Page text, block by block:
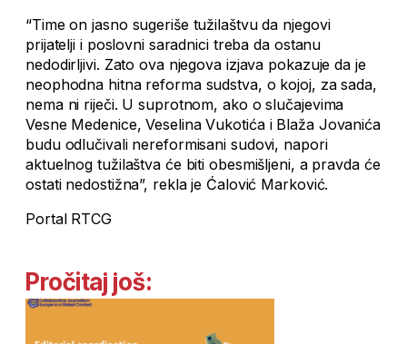
“Time on jasno sugeriše tužilaštvu da njegovi
prijatelji i poslovni saradnici treba da ostanu
nedodirljivi. Zato ova njegova izjava pokazuje da je
neophodna hitna reforma sudstva, o kojoj, za sada,
nema ni riječi. U suprotnom, ako o slučajevima
Vesne Medenice, Veselina Vukotića i Blaža Jovanića
budu odlučivali nereformisani sudovi, napori
aktuelnog tužilaštva će biti obesmišljeni, a pravda će
ostati nedostižna”, rekla je Ćalović Marković.
Portal RTCG
Pročitaj još: